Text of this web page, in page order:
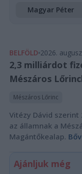
Magyar Péter
BELFÖLD 2026.
2,3 milliárdot
Mészáros
Mészáros Lőrinc
Vitézy Dávid
az államnak a
Magántőkealap.
Ajánljuk még